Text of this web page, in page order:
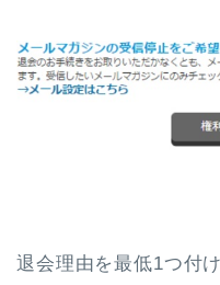
退会理由を最低1つ付